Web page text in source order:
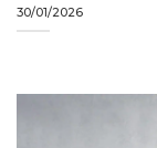
30/01/2026